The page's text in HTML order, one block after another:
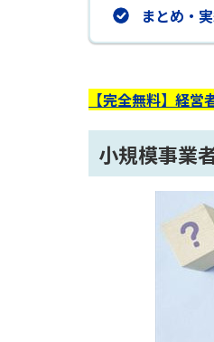
まとめ・
【完全無料】経
小規模事業